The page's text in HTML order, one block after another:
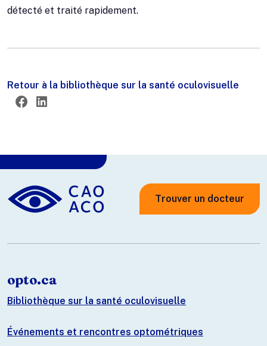
détecté et traité rapidement.
Retour à la bibliothèque sur la santé oculovisuelle
TwitterFacebook
LinkedIn
Trouver un docteur
opto.ca
Bibliothèque sur la santé oculovisuelle
Événements et rencontres optométriques